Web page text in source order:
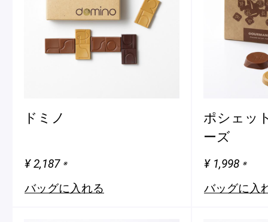
ドミノ
¥ 2,187 ※
バッグに入れる
ポシェッ
ーズ
¥ 1,998 ※
バッグに入